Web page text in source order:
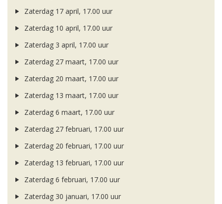
Zaterdag 17 april, 17.00 uur
Zaterdag 10 april, 17.00 uur
Zaterdag 3 april, 17.00 uur
Zaterdag 27 maart, 17.00 uur
Zaterdag 20 maart, 17.00 uur
Zaterdag 13 maart, 17.00 uur
Zaterdag 6 maart, 17.00 uur
Zaterdag 27 februari, 17.00 uur
Zaterdag 20 februari, 17.00 uur
Zaterdag 13 februari, 17.00 uur
Zaterdag 6 februari, 17.00 uur
Zaterdag 30 januari, 17.00 uur